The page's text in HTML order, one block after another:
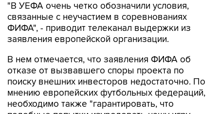
"В УЕФА очень четко обозначили условия,
связанные с неучастием в соревнованиях
ФИФА", - приводит телеканал выдержки из
заявления европейской организации.
В нем отмечается, что заявления ФИФА об
отказе от вызвавшего споры проекта по
поиску внешних инвесторов недостаточно. По
мнению европейских футбольных федераций,
необходимо также "гарантировать, что